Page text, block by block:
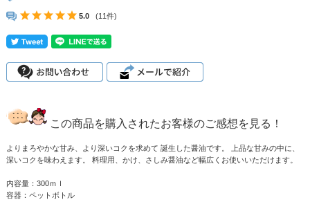
5.0 (11件)
この商品を購入されたお客様のご感想を見る！
よりまろやかな甘み、より深いコクを求めて 誕生した醤油です。 上品な甘みの中に、
深いコクを味わえます。 料理用、かけ、さしみ醤油など幅広くお使いいただけます。
内容量：300ｍｌ
容器：ペットボトル